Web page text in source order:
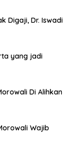
Digaji, Dr. Iswadi
yang jadi
Di Alihkan
Wajib